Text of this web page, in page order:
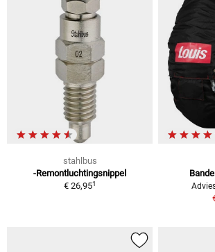
stahlbus
-Remontluchtingsnippel
€ 26,951